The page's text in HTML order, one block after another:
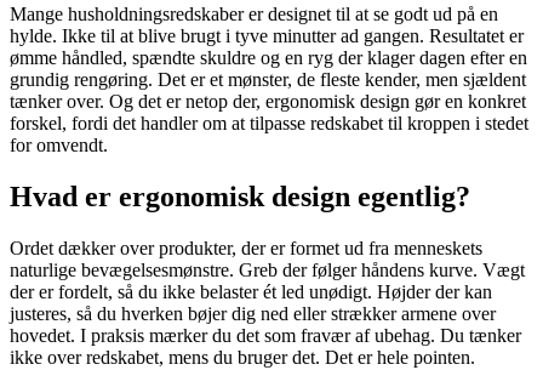
Mange husholdningsredskaber er designet til at se godt ud på en
hylde. Ikke til at blive brugt i tyve minutter ad gangen. Resultatet er
ømme håndled, spændte skuldre og en ryg der klager dagen efter en
grundig rengøring. Det er et mønster, de fleste kender, men sjældent
tænker over. Og det er netop der, ergonomisk design gør en konkret
forskel, fordi det handler om at tilpasse redskabet til kroppen i stedet
for omvendt.
Hvad er ergonomisk design egentlig?
Ordet dækker over produkter, der er formet ud fra menneskets
naturlige bevægelsesmønstre. Greb der følger håndens kurve. Vægt
der er fordelt, så du ikke belaster ét led unødigt. Højder der kan
justeres, så du hverken bøjer dig ned eller strækker armene over
hovedet. I praksis mærker du det som fravær af ubehag. Du tænker
ikke over redskabet, mens du bruger det. Det er hele pointen.